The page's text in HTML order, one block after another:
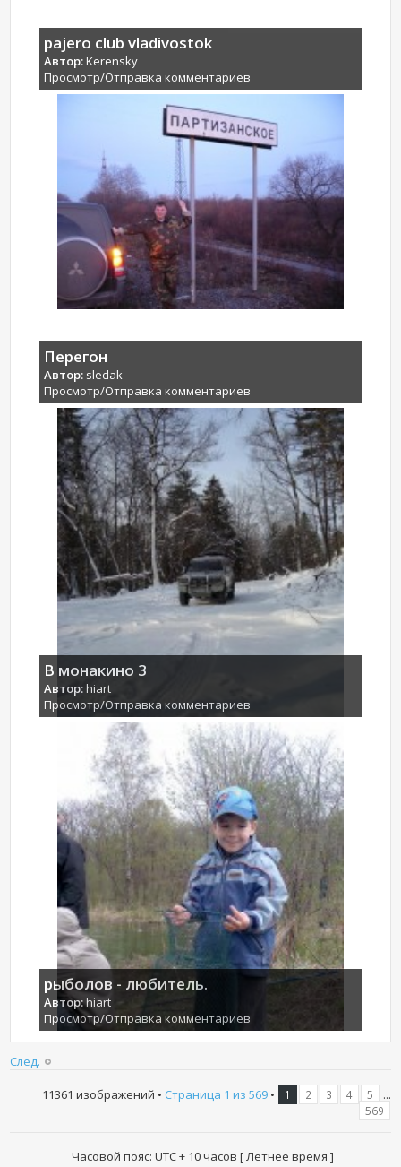
pajero club vladivostok
Автор:Kerensky
Просмотр/Отправка комментариев
Перегон
Автор: sledak
Просмотр/Отправка комментариев
В монакино 3
Автор:hiart
Просмотр/Отправка комментариев
рыболов - любитель.
Автор:hiart
Просмотр/Отправка комментариев
След.
11361 изображений • Страница 1 из 569• 1 2 3 4 5 ...
569
Часовой пояс: UTC + 10 часов [ Летнее время ]